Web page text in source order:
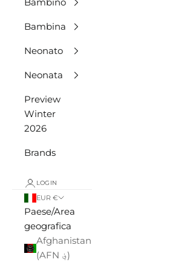
Bambina
Neonato
Neonata
Preview
Winter
2026
Brands
LOGIN
EUR €
Paese/Area
geografica
Afghanistan
(AFN ؋)